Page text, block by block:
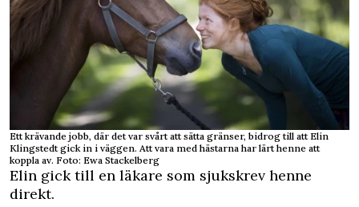
Ett krävande jobb, där det var svårt att sätta gränser, bidrog till att Elin
Klingstedt gick in i väggen. Att vara med hästarna har lärt henne att
koppla av. Foto: Ewa Stackelberg
Elin gick till en läkare som sjukskrev henne
direkt.